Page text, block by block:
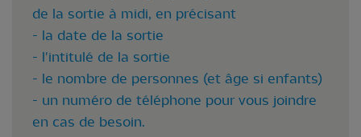
de la sortie à midi, en précisant
- la date de la sortie
- l'intitulé de la sortie
- le nombre de personnes (et âge si enfants)
- un numéro de téléphone pour vous joindre
en cas de besoin.